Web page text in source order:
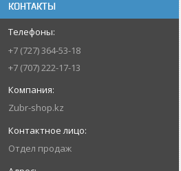
КОНТАКТЫ
+7 (727) 364-53-18
+7 (707) 222-17-13
Zubr-shop.kz
Отдел продаж